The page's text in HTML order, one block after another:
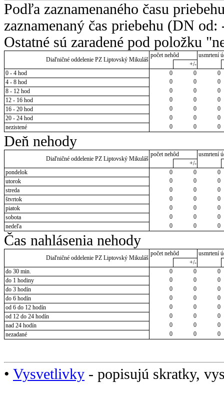
Podľa zaznamenaného času
zaznamenaný čas priebehu (DN
Ostatné sú zaradené pod položku
Diaľničné oddelenie PZ Liptovský Mikuláš
počet nehôd
usmrtení
+/-
0 - 4 hod
0 0
0
4 - 8 hod
0 0
0
8 - 12 hod
0 0
0
12 - 16 hod
0 0
0
16 - 20 hod
0 0
0
20 - 24 hod
0 0
0
nezistené
0 0 0
Deň nehody
Diaľničné oddelenie PZ Liptovský Mikuláš
počet nehôd
usmrtení
+/-
pondelok
0 0
0
utorok
0 0
0
streda
0 0
0
štvrtok
0 0
0
piatok
0 0
0
sobota
0 0
0
nedeľa
0 0 0
Čas nahlásenia nehody
Diaľničné oddelenie PZ Liptovský Mikuláš
počet nehôd
usmrtení
+/-
do 30 min.
0 0
0
do 1 hodiny
0 0
0
do 3 hodín
0 0
0
do 6 hodín
0 0
0
od 6 do 12 hodín
0 0
0
od 12 do 24 hodín
0 0
0
nad 24 hodín
0 0
0
nezadané
0 0 0
• Vysvetlivky - popisujú skratky,